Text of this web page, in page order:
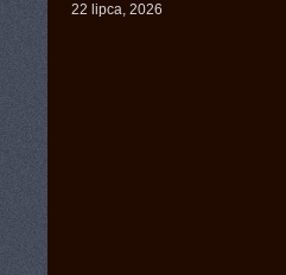
22 lipca, 2026